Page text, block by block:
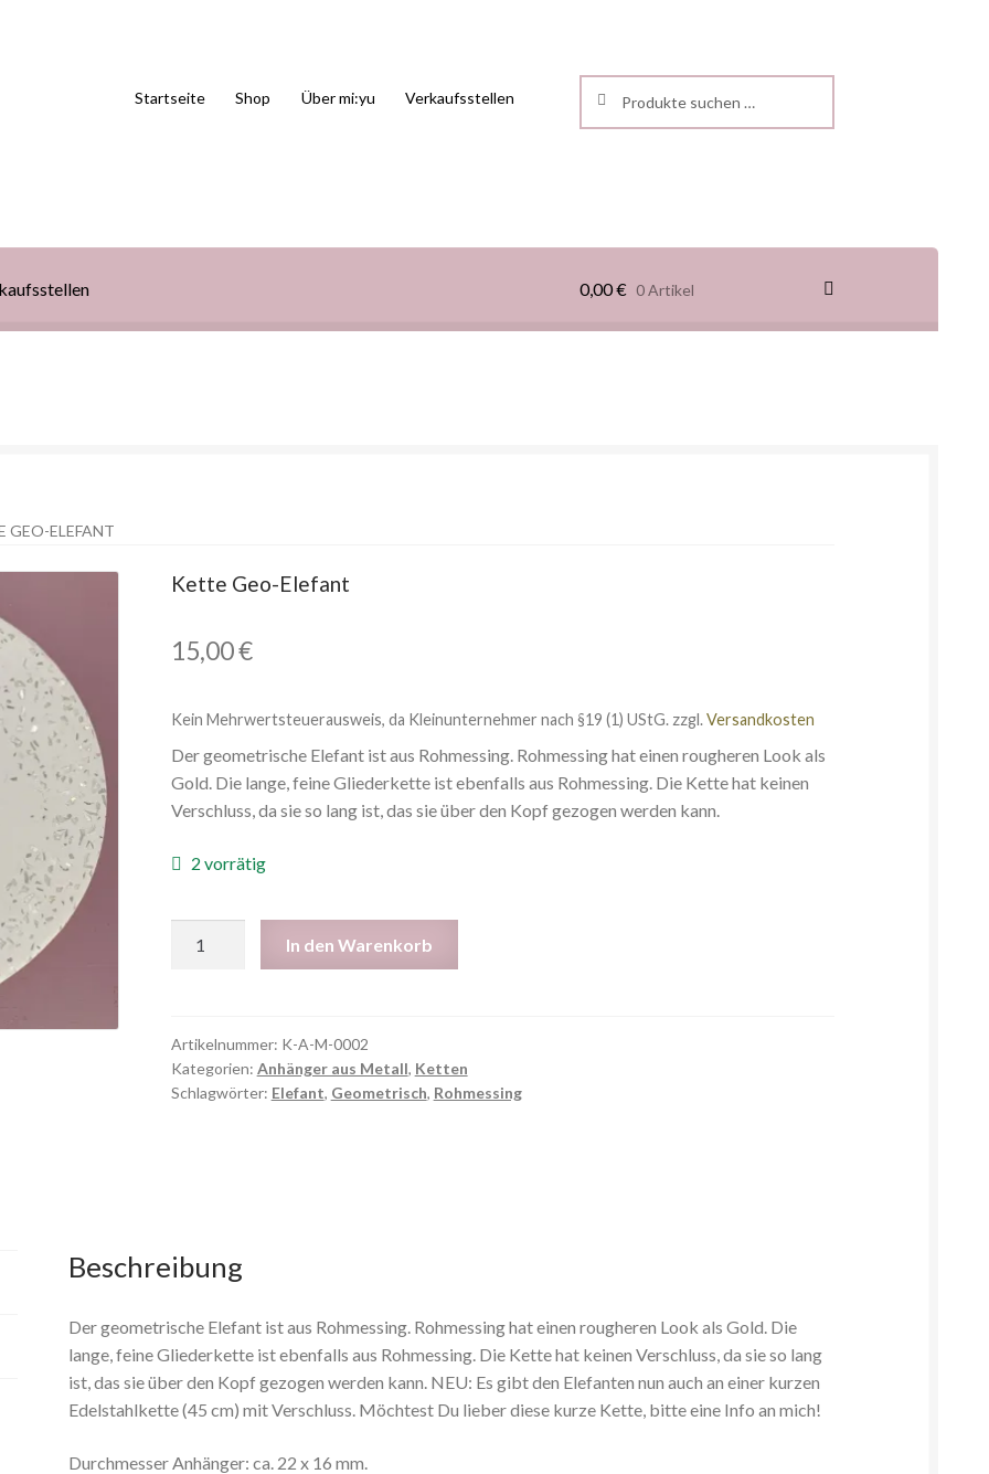
Startseite Shop Über mi:yu Verkaufsstellen
0,00€ 0 Artikel
GEO-ELEFANT
Kette Geo-Elefant
15,00€
Kein Mehrwertsteuerausweis, da Kleinunternehmer nach §19 (1) UStG. zzgl.Versandkosten
Der geometrische Elefant ist aus Rohmessing. Rohmessing hat einen rougheren Look als
Gold. Die lange, feine Gliederkette ist ebenfalls aus Rohmessing. Die Kette hat keinen
Verschluss, da sie so lang ist, das sie über den Kopf gezogen werden kann.
2 vorrätig
In den Warenkorb
Artikelnummer: K-A-M-0002
Kategorien: Anhänger aus Metall, Ketten
Schlagwörter: Elefant, Geometrisch, Rohmessing
Beschreibung
Der geometrische Elefant ist aus Rohmessing. Rohmessing hat einen rougheren Look als Gold. Die
lange, feine Gliederkette ist ebenfalls aus Rohmessing. Die Kette hat keinen Verschluss, da sie so lang
ist, das sie über den Kopf gezogen werden kann. NEU: Es gibt den Elefanten nun auch an einer kurzen
Edelstahlkette (45 cm) mit Verschluss. Möchtest Du lieber diese kurze Kette, bitte eine Info an mich!
Durchmesser Anhänger: ca. 22 x 16 mm.